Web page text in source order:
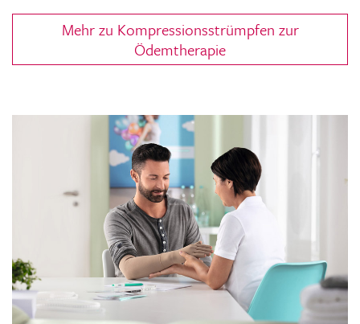
Mehr zu Kompressionsstrümpfen zur
Ödemtherapie